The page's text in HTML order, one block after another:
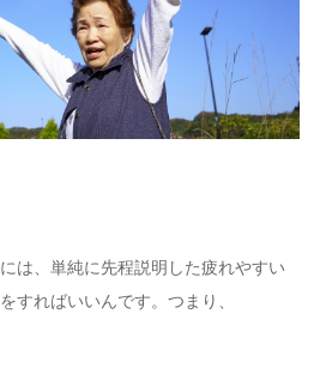
は、単純に先程説明した疲れやすい
すればいいんです。つまり、